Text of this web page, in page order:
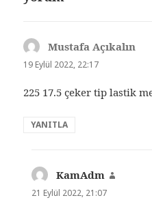
Mustafa Açıkalın
19 Eylül 2022, 22:17
225 17.5 çeker tip lastik
YANITLA
KamAdm
21 Eylül 2022, 21:07